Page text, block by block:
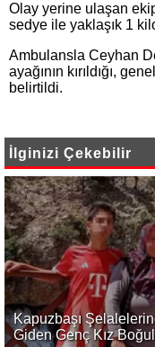
Olay yerine ulaşan
sedye ile yaklaşık 1
Ambulansla Ceyhan
ayağının kırıldığı,
belirtildi.
İlginizi Çekebilir
Kapuzbaşı
Giden Genç Kız